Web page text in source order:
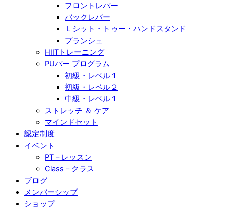
フロントレバー
バックレバー
Ｌシット・トゥー・ハンドスタンド
プランシェ
HIITトレーニング
PUバー プログラム
初級・レベル１
初級・レベル２
中級・レベル１
ストレッチ ＆ ケア
マインドセット
認定制度
イベント
PT – レッスン
Class – クラス
ブログ
メンバーシップ
ショップ